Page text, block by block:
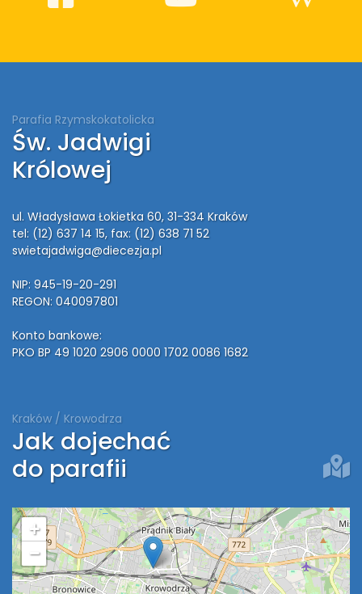
Parafia Rzymskokatolicka
Św. Jadwigi
Królowej
ul. Władysława Łokietka 60, 31-334 Kraków
tel: (12) 637 14 15, fax: (12) 638 71 52
swietajadwiga@diecezja.pl
NIP: 945-19-20-291
REGON: 040097801
Konto bankowe:
PKO BP 49 1020 2906 0000 1702 0086 1682
Kraków / Krowodrza
Jak dojechać
do parafii
+
−